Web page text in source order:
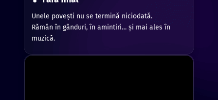
Unele povești nu se termină niciodată.
Rămân în gânduri, în amintiri… și mai ales în
muzică.